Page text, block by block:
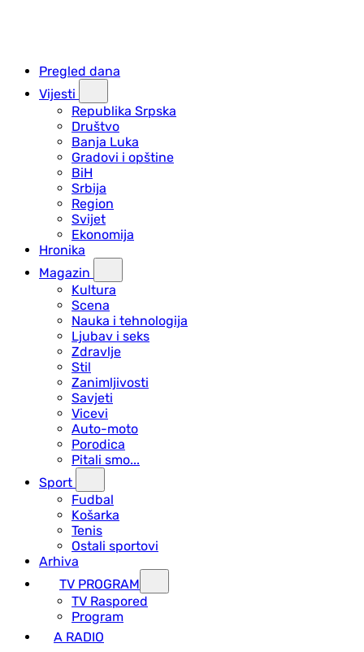
Pregled dana
Vijesti
Republika Srpska
Društvo
Banja Luka
Gradovi i opštine
BiH
Srbija
Region
Svijet
Ekonomija
Hronika
Magazin
Kultura
Scena
Nauka i tehnologija
Ljubav i seks
Zdravlje
Stil
Zanimljivosti
Savjeti
Vicevi
Auto-moto
Porodica
Pitali smo...
Sport
Fudbal
Košarka
Tenis
Ostali sportovi
Arhiva
TV PROGRAM
ТV Raspored
Program
A RADIO